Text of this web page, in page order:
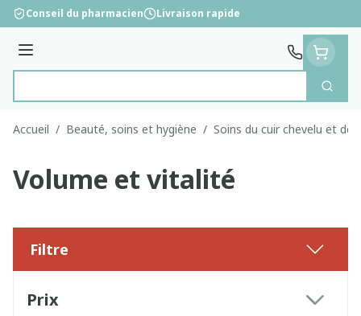
Aller au contenu
Conseil du pharmacien Livraison rapide
Menu
Accueil / Beauté, soins et hygiène / Soins du cuir chevelu et
Volume et vitalité
Filtre
Prix